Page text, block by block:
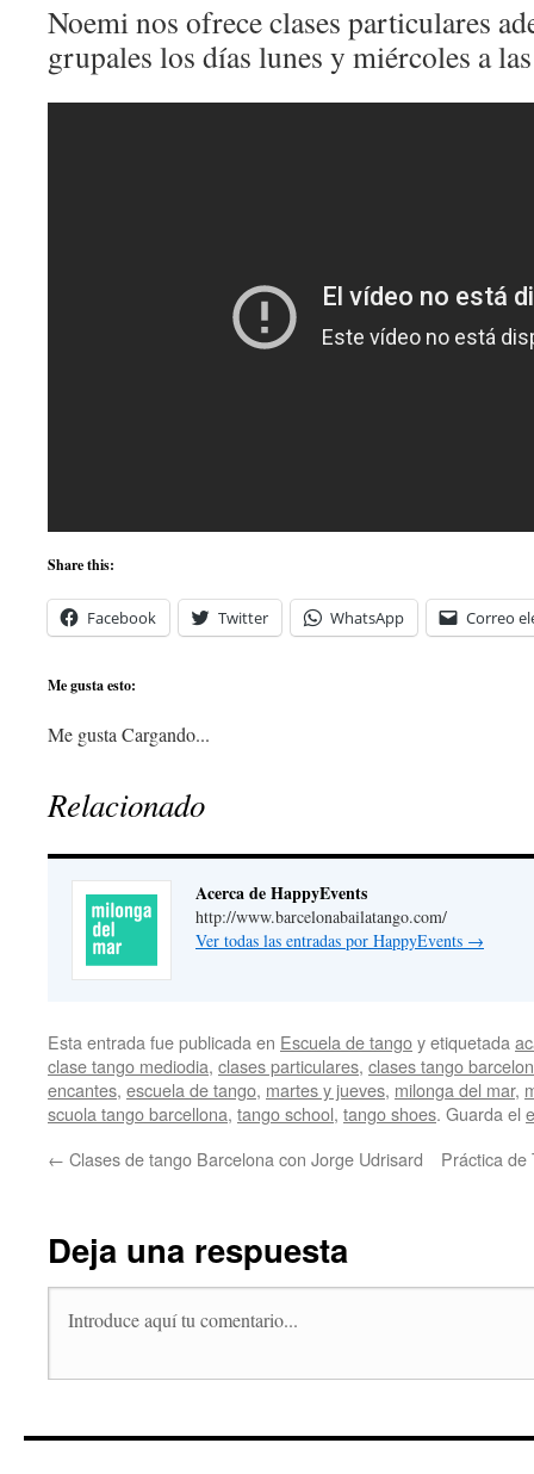
Noemi nos ofrece clases particulares
grupales los días lunes y miércoles a
Share this:
Facebook Twitter WhatsApp Correo
Me gusta esto:
Me gusta Cargando...
Relacionado
Acerca de HappyEvents
http://www.barcelonabailatango.com/
Ver todas las entradas por HappyEvents →
Esta entrada fue publicada en Escuela de tangoy etiquetada
clase tango mediodia, clases particulares, clases tango
encantes, escuela de tango, martes y jueves, milonga del mar,
scuola tango barcellona, tango school, tango shoes. Guarda el
← Clases de tango Barcelona con Jorge Udrisard Práctica de
Deja una respuesta